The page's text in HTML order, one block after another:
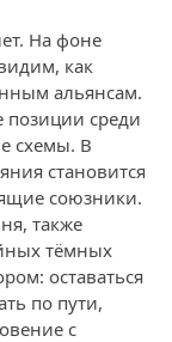
На фоне
как
альянсам.
позиции среди
схемы. В
становится
союзники.
также
тёмных
оставаться
по пути,
с